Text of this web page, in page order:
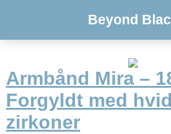
Beyond
Armbånd Mira –
Forgyldt med
zirkoner